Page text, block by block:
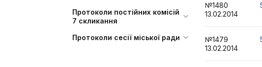
Протоколи постійних комісій
7 скликання
Протоколи сесії міської ради
№1480
13.02.2014
№1479
13.02.2014